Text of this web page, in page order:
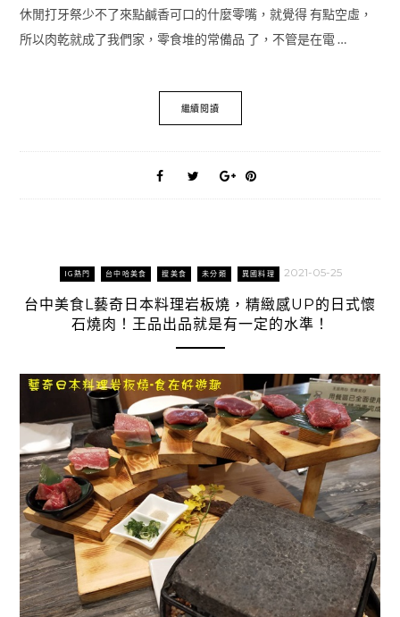
休閒打牙祭少不了來點鹹香可口的什麼零嘴，就覺得 有點空虛，
所以肉乾就成了我們家，零食堆的常備品 了，不管是在電 …
繼續閱讀
IG熱門 台中哈美食 搜美食 未分類 異國料理 2021-05-25
台中美食L藝奇日本料理岩板燒，精緻感UP的日式懷
石燒肉！王品出品就是有一定的水準！